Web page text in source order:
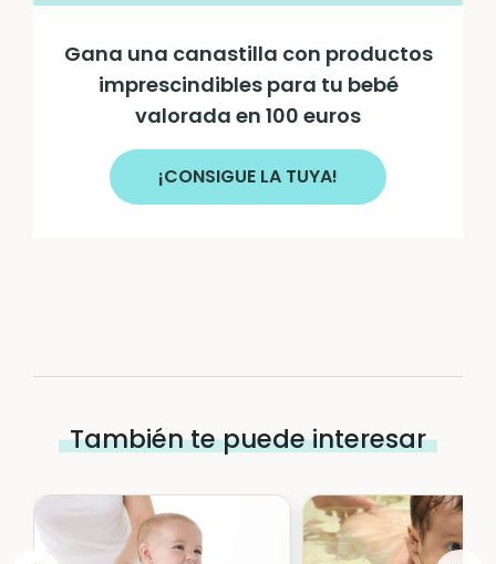
Gana una canastilla con productos
imprescindibles para tu bebé
valorada en 100 euros
¡CONSIGUE LA TUYA!
También te puede interesar